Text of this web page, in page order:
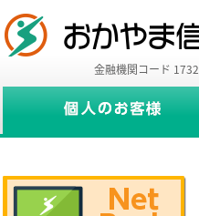
金融機関コード 1732